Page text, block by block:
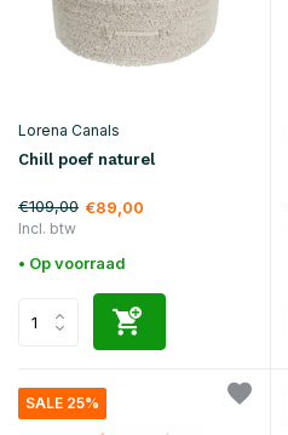
Lorena Canals
Chill poef naturel
€109,00 €89,00
Incl. btw
• Op voorraad
SALE 25%